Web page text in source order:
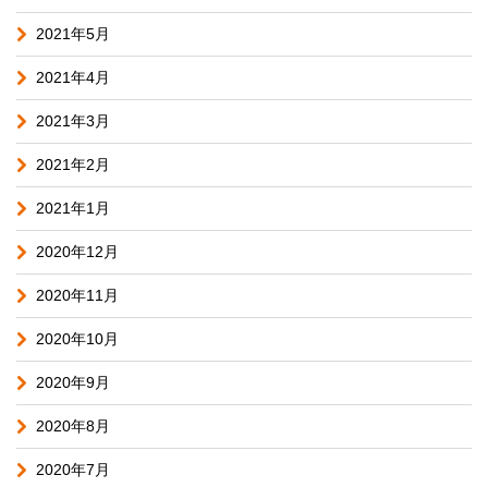
2021年5月
2021年4月
2021年3月
2021年2月
2021年1月
2020年12月
2020年11月
2020年10月
2020年9月
2020年8月
2020年7月